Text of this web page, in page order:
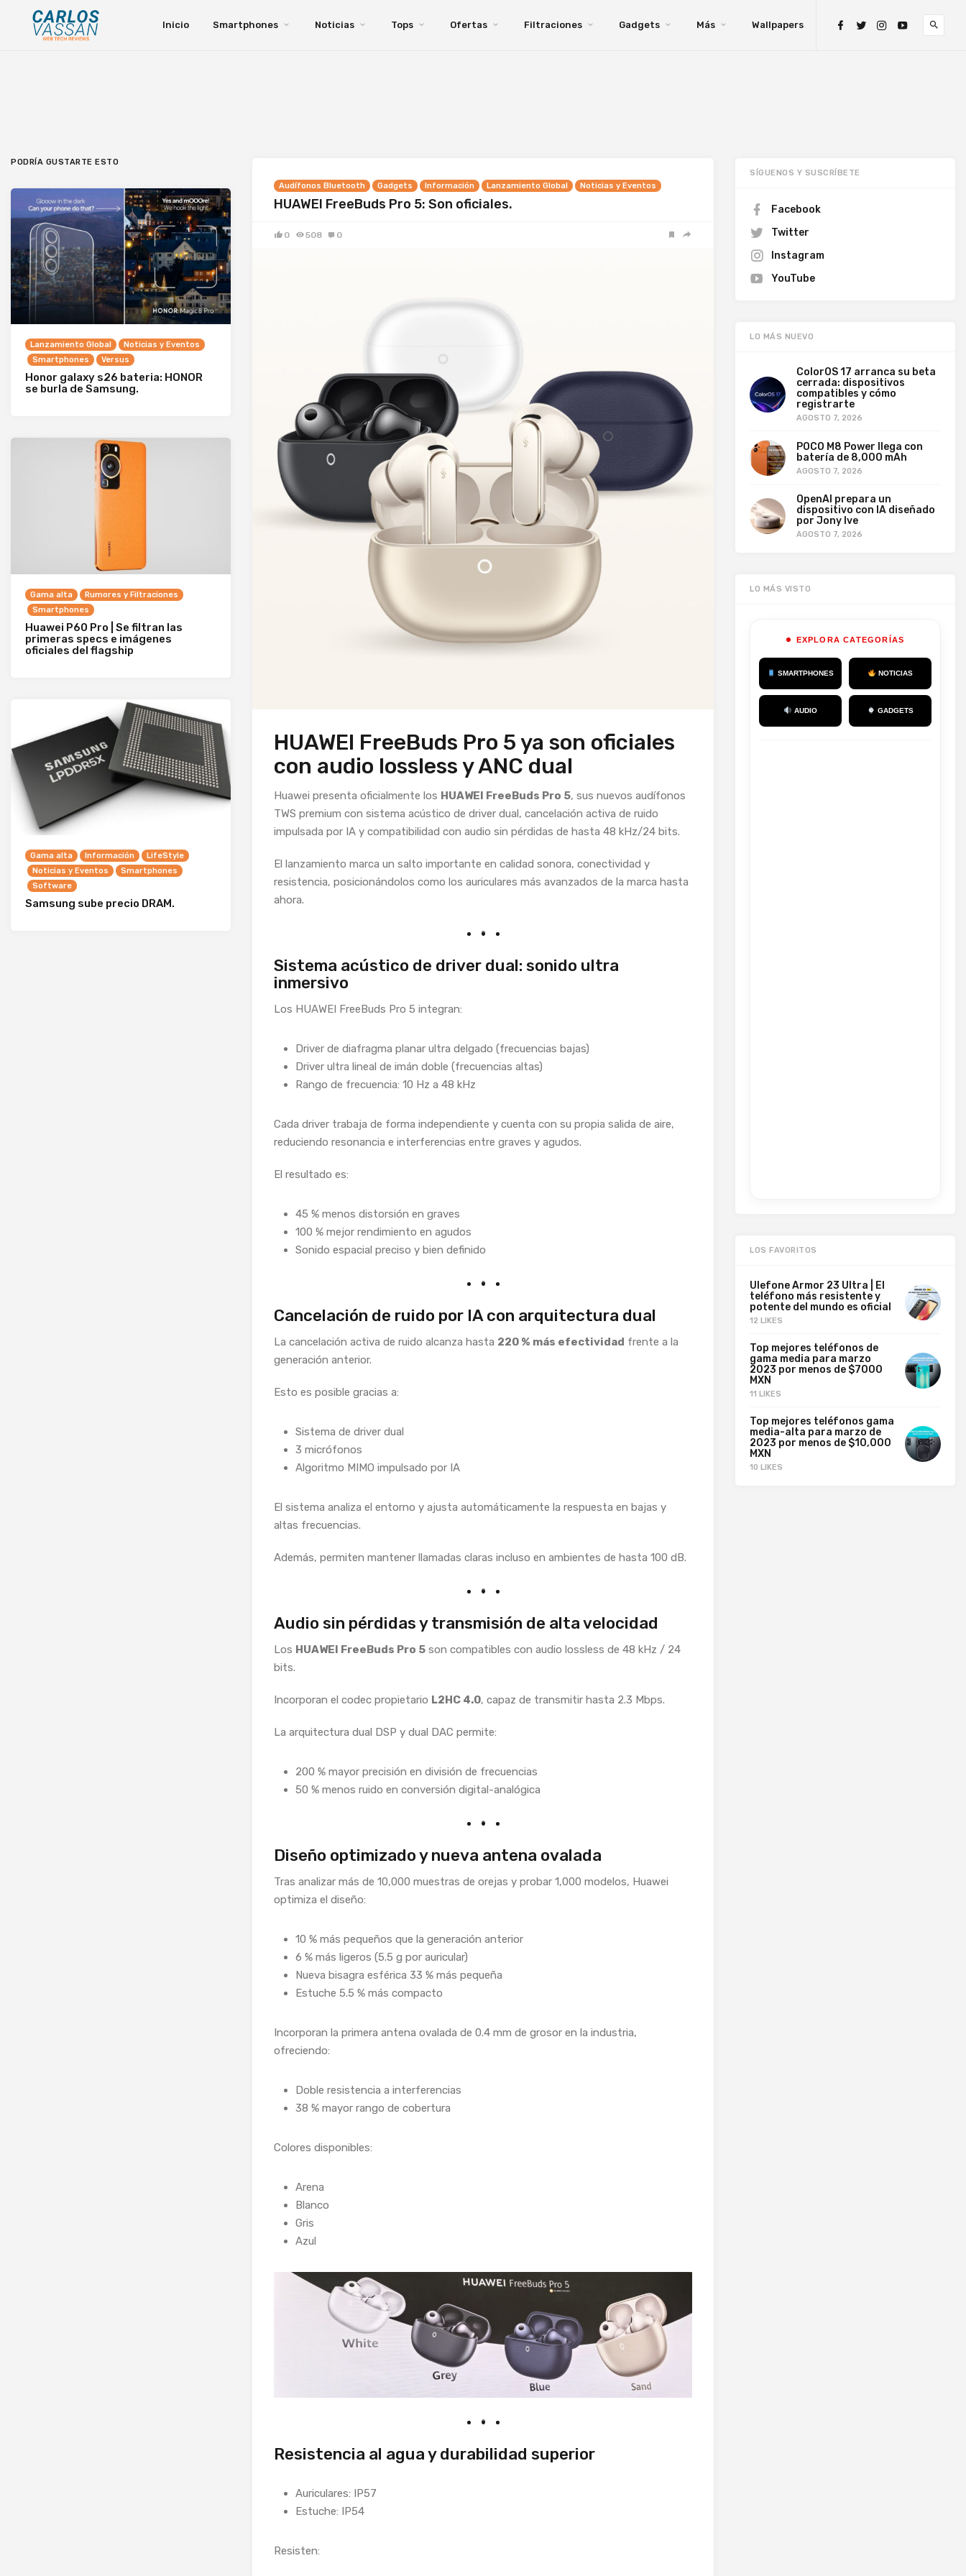
Inicio Smartphones Noticias Tops Ofertas Filtraciones Gadgets Más Wallpapers
Audífonos Bluetooth Gadgets Información Lanzamiento Global Noticias y Eventos
HUAWEI FreeBuds Pro 5: Son oficiales.
0 508 0
HUAWEI FreeBuds Pro 5 ya son oficiales
con audio lossless y ANC dual
Huawei presenta oficialmente los HUAWEI FreeBuds Pro 5, sus nuevos audífonos
TWS premium con sistema acústico de driver dual, cancelación activa de ruido
impulsada por IA y compatibilidad con audio sin pérdidas de hasta 48 kHz/24 bits.
El lanzamiento marca un salto importante en calidad sonora, conectividad y
resistencia, posicionándolos como los auriculares más avanzados de la marca hasta
ahora.
Sistema acústico de driver dual: sonido ultra
inmersivo
Los HUAWEI FreeBuds Pro 5 integran:
Driver de diafragma planar ultra delgado (frecuencias bajas)
Driver ultra lineal de imán doble (frecuencias altas)
Rango de frecuencia: 10 Hz a 48 kHz
Cada driver trabaja de forma independiente y cuenta con su propia salida de aire,
reduciendo resonancia e interferencias entre graves y agudos.
El resultado es:
45 % menos distorsión en graves
100 % mejor rendimiento en agudos
Sonido espacial preciso y bien definido
Cancelación de ruido por IA con arquitectura dual
La cancelación activa de ruido alcanza hasta 220 % más efectividad frente a la
generación anterior.
Esto es posible gracias a:
Sistema de driver dual
3 micrófonos
Algoritmo MIMO impulsado por IA
El sistema analiza el entorno y ajusta automáticamente la respuesta en bajas y
altas frecuencias.
Además, permiten mantener llamadas claras incluso en ambientes de hasta 100 dB.
Audio sin pérdidas y transmisión de alta velocidad
Los HUAWEI FreeBuds Pro 5 son compatibles con audio lossless de 48 kHz / 24
bits.
Incorporan el codec propietario L2HC 4.0, capaz de transmitir hasta 2.3 Mbps.
La arquitectura dual DSP y dual DAC permite:
200 % mayor precisión en división de frecuencias
50 % menos ruido en conversión digital-analógica
Diseño optimizado y nueva antena ovalada
Tras analizar más de 10,000 muestras de orejas y probar 1,000 modelos, Huawei
optimiza el diseño:
10 % más pequeños que la generación anterior
6 % más ligeros (5.5 g por auricular)
Nueva bisagra esférica 33 % más pequeña
Estuche 5.5 % más compacto
Incorporan la primera antena ovalada de 0.4 mm de grosor en la industria,
ofreciendo:
Doble resistencia a interferencias
38 % mayor rango de cobertura
Colores disponibles:
Arena
Blanco
Gris
Azul
Resistencia al agua y durabilidad superior
Auriculares: IP57
Estuche: IP54
Resisten:
PODRÍA GUSTARTE ESTO
Lanzamiento Global
Noticias y Eventos
Smartphones
Versus
Honor galaxy s26 bateria: HONOR
se burla de Samsung.
Gama alta
Rumores y Filtraciones
Smartphones
Huawei P60 Pro | Se filtran las
primeras specs e imágenes
oficiales del flagship
Gama alta Información
LifeStyle
Noticias y Eventos
Smartphones
Software
Samsung sube precio DRAM.
SÍGUENOS Y SUSCRÍBETE
Facebook
Twitter
Instagram
YouTube
LO MÁS NUEVO
ColorOS 17 arranca su beta
cerrada: dispositivos
compatibles y cómo
registrarte
AGOSTO 7, 2026
POCO M8 Power llega con
batería de 8,000 mAh
AGOSTO 7, 2026
OpenAI prepara un
dispositivo con IA diseñado
por Jony Ive
AGOSTO 7, 2026
LO MÁS VISTO
EXPLORA CATEGORÍAS
SMARTPHONES NOTICIAS
AUDIO GADGETS
LOS FAVORITOS
Ulefone Armor 23 Ultra | El
teléfono más resistente y
potente del mundo es oficial
12 LIKES
Top mejores teléfonos de
gama media para marzo
2023 por menos de $7000
MXN
11 LIKES
Top mejores teléfonos gama
media-alta para marzo de
2023 por menos de $10,000
MXN
10 LIKES